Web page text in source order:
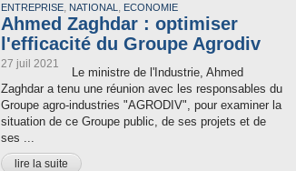
ENTREPRISE, NATIONAL , ECONOMIE
Ahmed Zaghdar : optimiser
l'efficacité du Groupe Agrodiv
27 juil 2021
Le ministre de l'Industrie, Ahmed
Zaghdar a tenu une réunion avec les responsables du
Groupe agro-industries "AGRODIV", pour examiner la
situation de ce Groupe public, de ses projets et de
ses ...
lire la suite